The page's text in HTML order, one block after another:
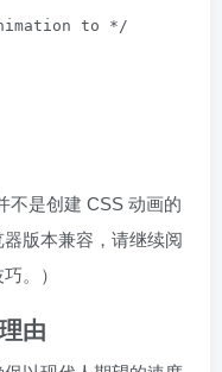
to */
不是创建 CSS 动画的
版本兼容，请继续阅
。）
由